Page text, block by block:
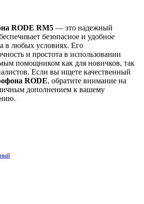
RODE RM5 — это надежный
безопасное и удобное
в любых условиях. Его
и простота в использовании
помощником как для новичков, так
Если вы ищете качественный
RODE, обратите внимание на
дополнением к вашему